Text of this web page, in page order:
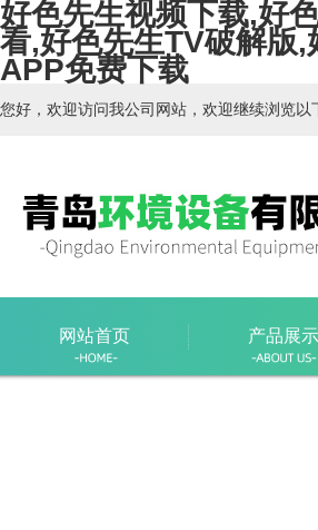
好色先生视频下载,好
看,好色先生TV破解版,
APP免费下载
您好，欢迎访问我公司网站，欢迎继续浏览以下
网站首页 产品展示